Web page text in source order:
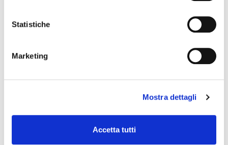
Statistiche
Marketing
Mostra dettagli
Accetta tutti
bacchette